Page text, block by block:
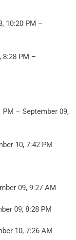
10:20 PM –
8:28 PM –
PM – September 09,
10, 7:42 PM
09, 9:27 AM
09, 8:28 PM
10, 7:26 AM